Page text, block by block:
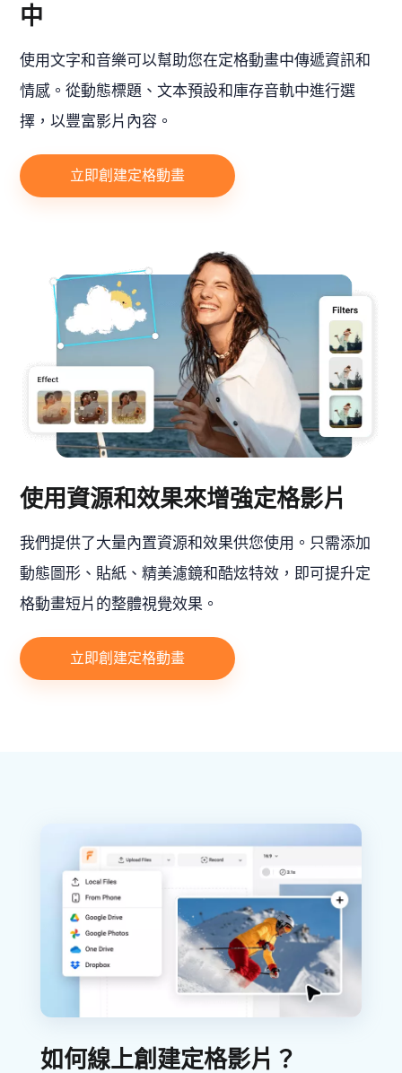
中
使用文字和音樂可以幫助您在定格動畫中傳遞資訊和
情感。從動態標題、文本預設和庫存音軌中進行選
擇，以豐富影片內容。
立即創建定格動畫
使用資源和效果來增強定格影片
我們提供了大量內置資源和效果供您使用。只需添加
動態圖形、貼紙、精美濾鏡和酷炫特效，即可提升定
格動畫短片的整體視覺效果。
立即創建定格動畫
如何線上創建定格影片？